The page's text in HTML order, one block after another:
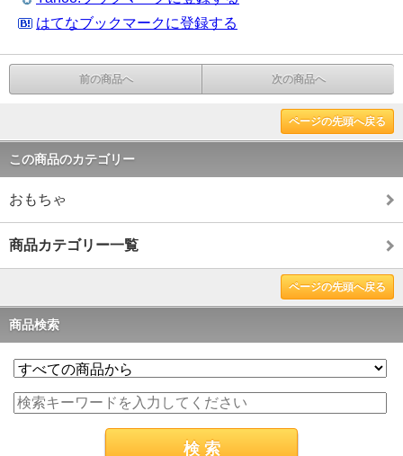
はてなブックマークに登録する
前の商品へ 次の商品へ
ページの先頭へ戻る
この商品のカテゴリー
おもちゃ
商品カテゴリー一覧
ページの先頭へ戻る
商品検索